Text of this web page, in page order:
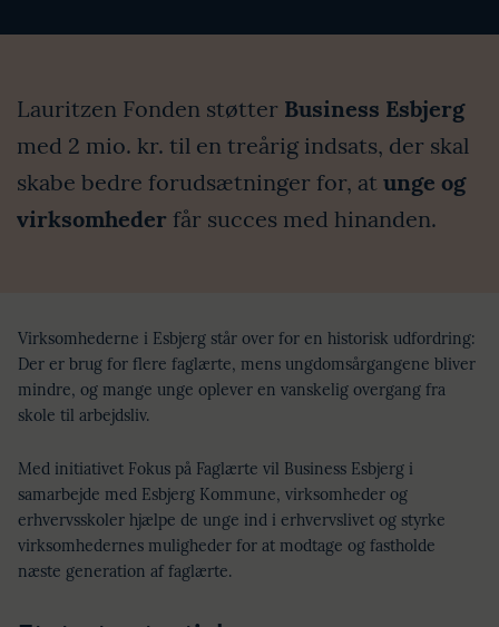
Lauritzen Fonden støtter Business Esbjerg
med 2 mio. kr. til en treårig indsats, der skal
skabe bedre forudsætninger for, at unge og
virksomheder får succes med hinanden.
Virksomhederne i Esbjerg står over for en historisk udfordring:
Der er brug for flere faglærte, mens ungdomsårgangene bliver
mindre, og mange unge oplever en vanskelig overgang fra
skole til arbejdsliv.
Med initiativet Fokus på Faglærte vil Business Esbjerg i
samarbejde med Esbjerg Kommune, virksomheder og
erhvervsskoler hjælpe de unge ind i erhvervslivet og styrke
virksomhedernes muligheder for at modtage og fastholde
næste generation af faglærte.